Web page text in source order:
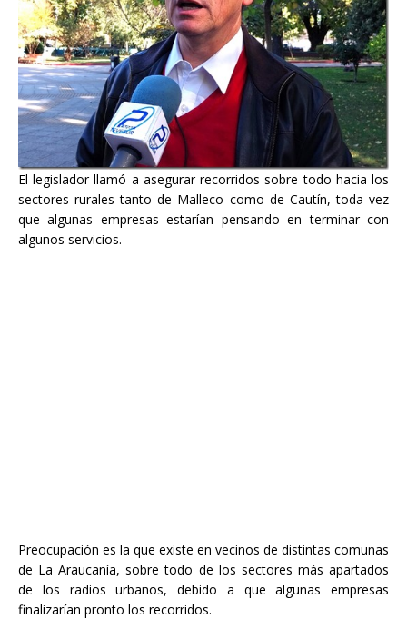
El legislador llamó a asegurar recorridos sobre todo hacia los
sectores rurales tanto de Malleco como de Cautín, toda vez
que algunas empresas estarían pensando en terminar con
algunos servicios.
Preocupación es la que existe en vecinos de distintas comunas
de La Araucanía, sobre todo de los sectores más apartados
de los radios urbanos, debido a que algunas empresas
finalizarían pronto los recorridos.